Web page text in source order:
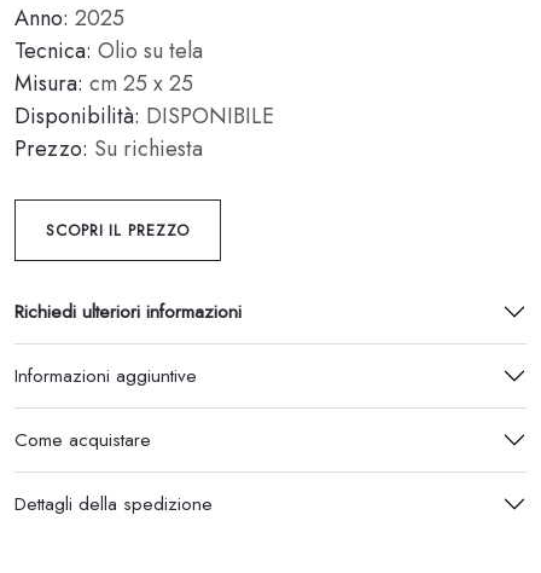
Anno: 2025
Tecnica: Olio su tela
Misura: cm 25 x 25
Disponibilità: DISPONIBILE
Prezzo: Su richiesta
SCOPRI IL PREZZO
Richiedi ulteriori informazioni
Informazioni aggiuntive
Come acquistare
Dettagli della spedizione